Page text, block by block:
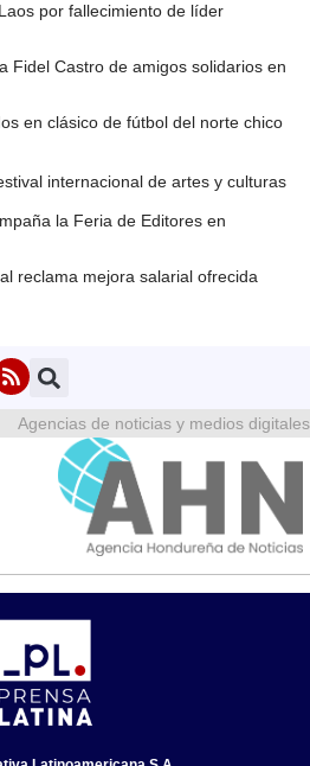
por fallecimiento de líder
Fidel Castro de amigos solidarios en
en clásico de fútbol del norte chico
internacional de artes y culturas
la Feria de Editores en
reclama mejora salarial ofrecida
Agencias de noticias y medios digitales